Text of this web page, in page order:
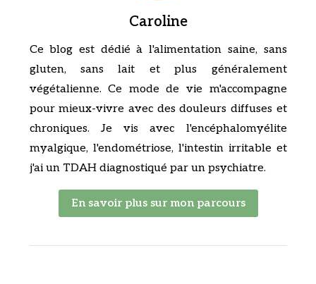
Caroline
Ce blog est dédié à l'alimentation saine, sans
gluten, sans lait et plus généralement
végétalienne. Ce mode de vie m'accompagne
pour mieux-vivre avec des douleurs diffuses et
chroniques. Je vis avec l'encéphalomyélite
myalgique, l'endométriose, l'intestin irritable et
j'ai un TDAH diagnostiqué par un psychiatre.
En savoir plus sur mon parcours